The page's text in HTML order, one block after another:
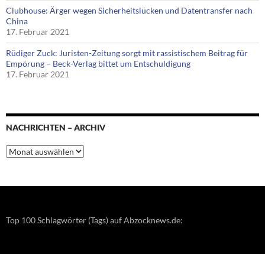
Clubhouse: Ärger wegen Sicherheitslücken und Datentransfer nach
China
17. Februar 2021
Rüdiger Zuck: Juristen-Zeitung sorgt mit rassistischem Beitrag für
Empörung – Beck-Verlag bittet um Entschuldigung
17. Februar 2021
NACHRICHTEN – ARCHIV
Nachrichten
–
Top 100 Schlagwörter (Tags) auf Abzocknews.de: